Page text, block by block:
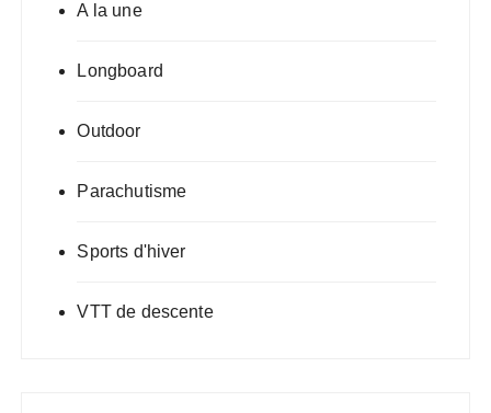
A la une
Longboard
Outdoor
Parachutisme
Sports d'hiver
VTT de descente